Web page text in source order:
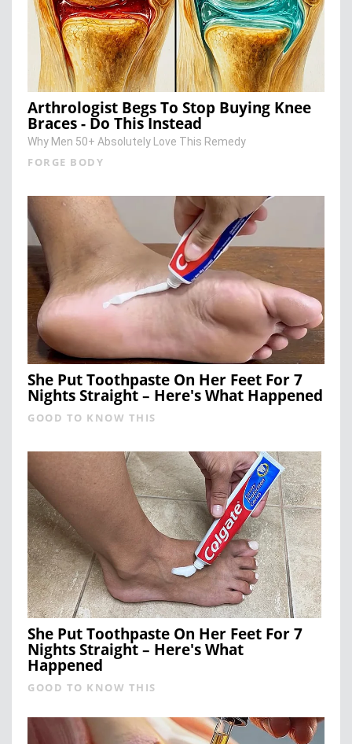
Arthrologist Begs To Stop Buying Knee
Braces - Do This Instead
Why Men 50+ Absolutely Love This Remedy
FORGE BODY
She Put Toothpaste On Her Feet For 7
Nights Straight – Here's What Happened
GOOD TO KNOW THIS
She Put Toothpaste On Her Feet For 7
Nights Straight – Here's What
Happened
GOOD TO KNOW THIS